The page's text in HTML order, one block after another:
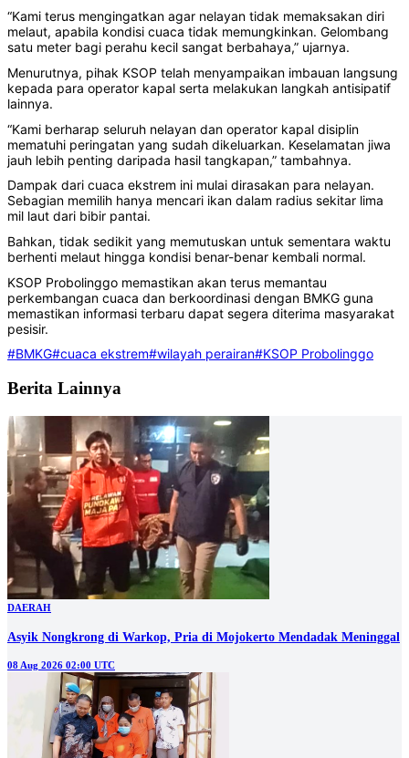
‎“Kami terus mengingatkan agar nelayan tidak memaksakan diri
melaut, apabila kondisi cuaca tidak memungkinkan. Gelombang
satu meter bagi perahu kecil sangat berbahaya,” ujarnya.
‎Menurutnya, pihak KSOP telah menyampaikan imbauan langsung
kepada para operator kapal serta melakukan langkah antisipatif
lainnya.
‎“Kami berharap seluruh nelayan dan operator kapal disiplin
mematuhi peringatan yang sudah dikeluarkan. Keselamatan jiwa
jauh lebih penting daripada hasil tangkapan,” tambahnya.
‎Dampak dari cuaca ekstrem ini mulai dirasakan para nelayan.
Sebagian memilih hanya mencari ikan dalam radius sekitar lima
mil laut dari bibir pantai.
Bahkan, tidak sedikit yang memutuskan untuk sementara waktu
berhenti melaut hingga kondisi benar-benar kembali normal.
‎KSOP Probolinggo memastikan akan terus memantau
perkembangan cuaca dan berkoordinasi dengan BMKG guna
memastikan informasi terbaru dapat segera diterima masyarakat
pesisir.
#BMKG#cuaca ekstrem#wilayah perairan#KSOP Probolinggo
Berita Lainnya
DAERAH
Asyik Nongkrong di Warkop, Pria di Mojokerto Mendadak Meninggal
08 Aug 2026 02:00 UTC